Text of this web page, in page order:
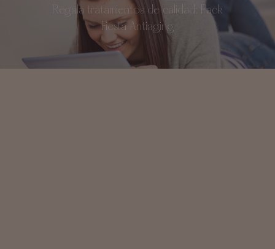
Regala tratamientos de calidad: Pack
Fiesta Antiaging